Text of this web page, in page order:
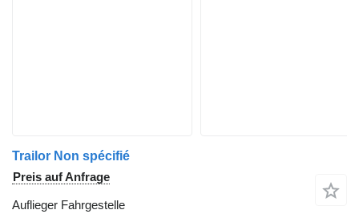
Trailor Non spécifié
Preis auf Anfrage
Auflieger Fahrgestelle